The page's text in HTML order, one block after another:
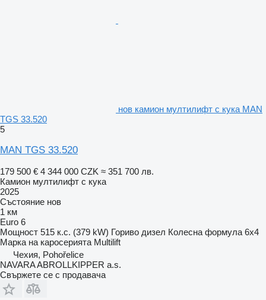
нов камион мултилифт с кука MAN
TGS 33.520
5
MAN TGS 33.520
179 500 € 4 344 000 CZK ≈ 351 700 лв.
Камион мултилифт с кука
2025
Състояние нов
1 км
Euro 6
Мощност 515 к.с. (379 kW) Гориво дизел Колесна формула 6x4
Марка на каросерията Multilift
Чехия, Pohořelice
NAVARA ABROLLKIPPER a.s.
Свържете се с продавача